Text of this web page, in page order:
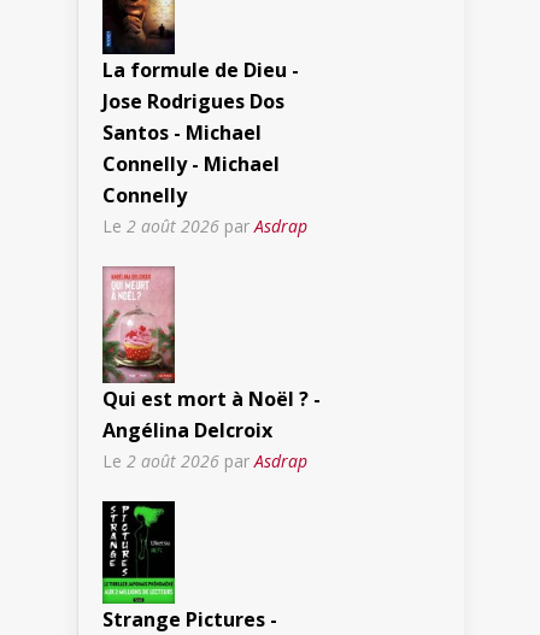
La formule de Dieu -
Jose Rodrigues Dos
Santos - Michael
Connelly - Michael
Connelly
Le 2 août 2026 parAsdrap
Qui est mort à Noël ? -
Angélina Delcroix
Le 2 août 2026 par Asdrap
Strange Pictures -